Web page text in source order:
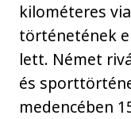
kilométeres
történetének
lett. Német
és
medencében